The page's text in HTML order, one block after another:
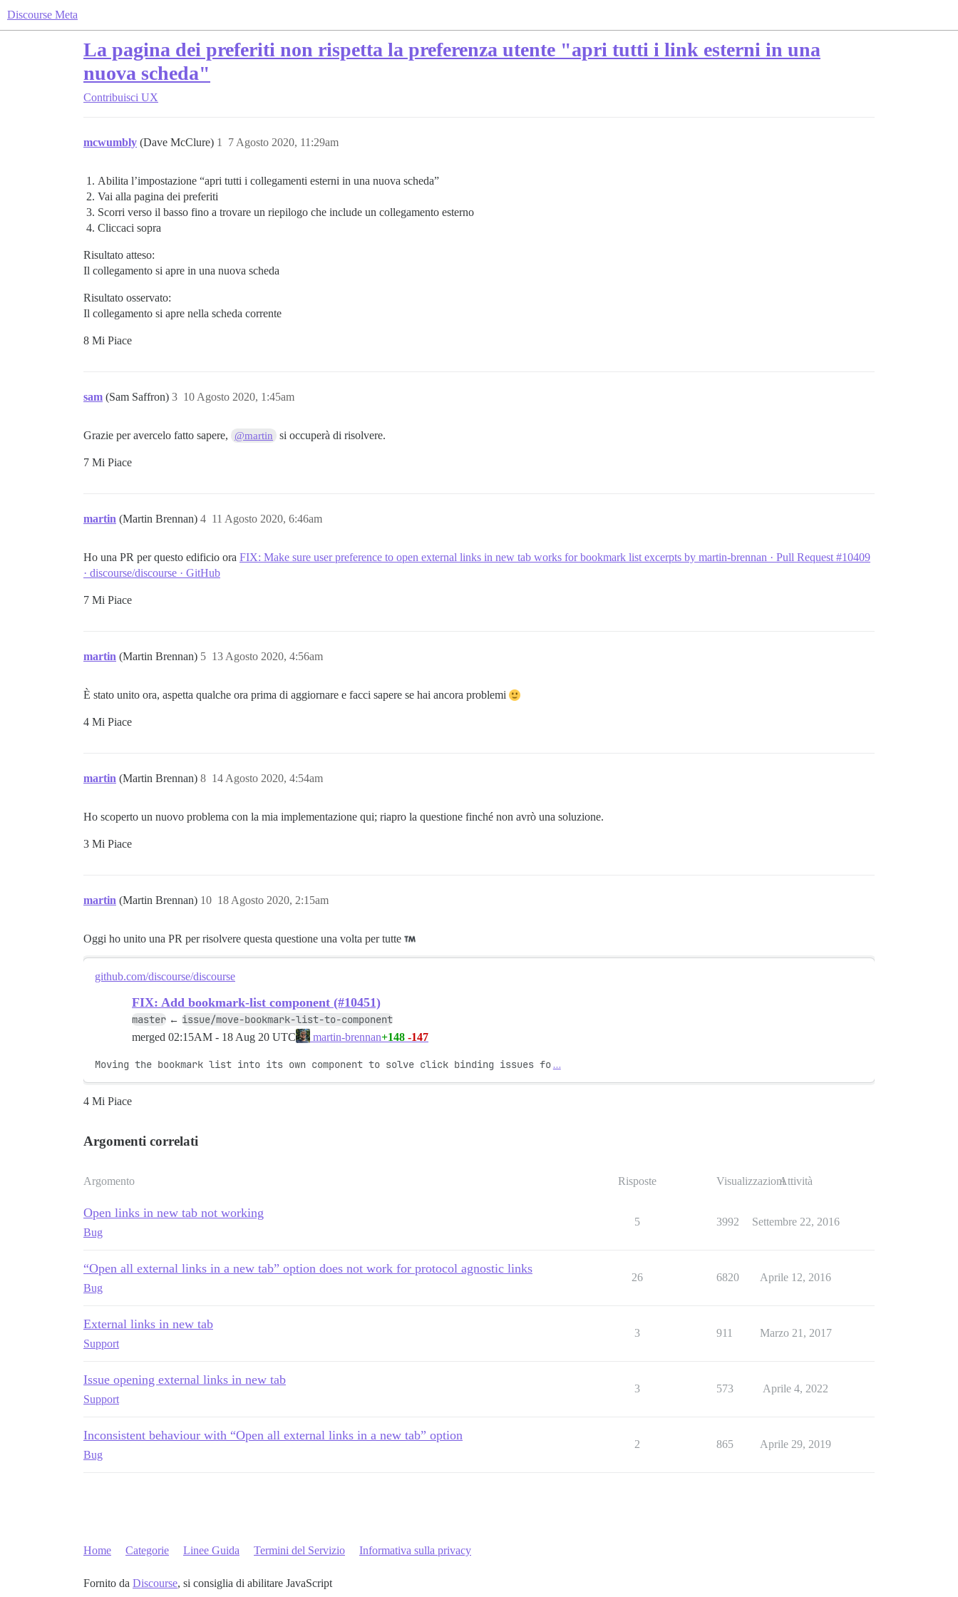
Discourse Meta
La pagina dei preferiti non rispetta la preferenza utente "apri tutti i link esterni in una
nuova scheda"
Contribuisci UX
mcwumbly (Dave McClure) 7 Agosto 2020, 11:29am
1
Abilita l’impostazione “apri tutti i collegamenti esterni in una nuova scheda”
Vai alla pagina dei preferiti
Scorri verso il basso fino a trovare un riepilogo che include un collegamento esterno
Cliccaci sopra
Risultato atteso:
Il collegamento si apre in una nuova scheda
Risultato osservato:
Il collegamento si apre nella scheda corrente
8 Mi Piace
sam (Sam Saffron) 10 Agosto 2020, 1:45am
3
Grazie per avercelo fatto sapere, @martin si occuperà di risolvere.
7 Mi Piace
martin (Martin Brennan) 11 Agosto 2020, 6:46am
4
Ho una PR per questo edificio ora FIX: Make sure user preference to open external links in new tab works for bookmark list excerpts by martin-brennan · Pull Request #10409
· discourse/discourse · GitHub
7 Mi Piace
martin (Martin Brennan) 13 Agosto 2020, 4:56am
5
È stato unito ora, aspetta qualche ora prima di aggiornare e facci sapere se hai ancora problemi
4 Mi Piace
martin (Martin Brennan) 14 Agosto 2020, 4:54am
8
Ho scoperto un nuovo problema con la mia implementazione qui; riapro la questione finché non avrò una soluzione.
3 Mi Piace
martin (Martin Brennan) 18 Agosto 2020, 2:15am
10
Oggi ho unito una PR per risolvere questa questione una volta per tutte
github.com/discourse/discourse
FIX: Add bookmark-list component (#10451)
master ← issue/move-bookmark-list-to-component
merged 02:15AM - 18 Aug 20 UTC martin-brennan+148 -147
Moving the bookmark list into its own component to solve click binding issues fo …
4 Mi Piace
Argomenti correlati
Argomento Risposte VisualizzazioniAttività
Open links in new tab not working
Bug
5 3992 Settembre 22, 2016
“Open all external links in a new tab” option does not work for protocol agnostic links
Bug
26 6820 Aprile 12, 2016
External links in new tab
Support
3 911 Marzo 21, 2017
Issue opening external links in new tab
Support
3 573 Aprile 4, 2022
Inconsistent behaviour with “Open all external links in a new tab” option
Bug
2 865 Aprile 29, 2019
Home Categorie Linee Guida Termini del Servizio Informativa sulla privacy
Fornito da Discourse, si consiglia di abilitare JavaScript